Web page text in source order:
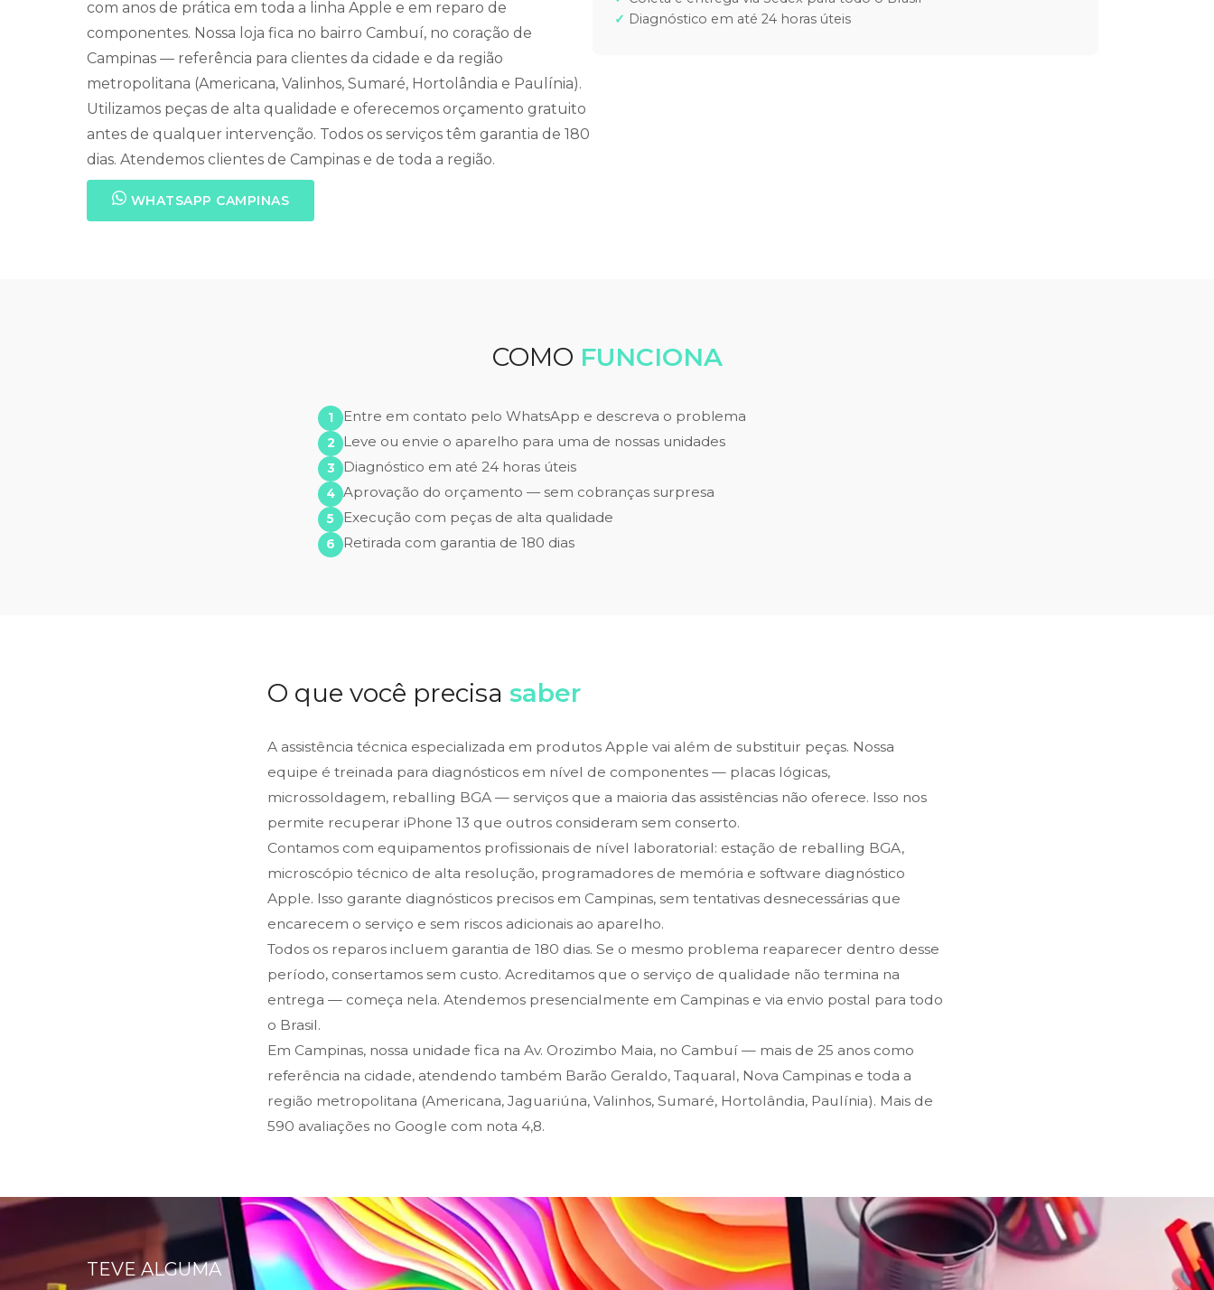
com anos de prática em toda a linha Apple e em reparo de
componentes. Nossa loja fica no bairro Cambuí, no coração de
Campinas — referência para clientes da cidade e da região
metropolitana (Americana, Valinhos, Sumaré, Hortolândia e Paulínia).
Utilizamos peças de alta qualidade e oferecemos orçamento gratuito
antes de qualquer intervenção. Todos os serviços têm garantia de 180
dias. Atendemos clientes de Campinas e de toda a região.
WHATSAPP CAMPINAS
Diagnóstico em até 24 horas úteis
COMO FUNCIONA
Entre em contato pelo WhatsApp e descreva o problema
Leve ou envie o aparelho para uma de nossas unidades
Diagnóstico em até 24 horas úteis
Aprovação do orçamento — sem cobranças surpresa
Execução com peças de alta qualidade
Retirada com garantia de 180 dias
O que você precisa saber
A assistência técnica especializada em produtos Apple vai além de substituir peças. Nossa
equipe é treinada para diagnósticos em nível de componentes — placas lógicas,
microssoldagem, reballing BGA — serviços que a maioria das assistências não oferece. Isso nos
permite recuperar iPhone 13 que outros consideram sem conserto.
Contamos com equipamentos profissionais de nível laboratorial: estação de reballing BGA,
microscópio técnico de alta resolução, programadores de memória e software diagnóstico
Apple. Isso garante diagnósticos precisos em Campinas, sem tentativas desnecessárias que
encarecem o serviço e sem riscos adicionais ao aparelho.
Todos os reparos incluem garantia de 180 dias. Se o mesmo problema reaparecer dentro desse
período, consertamos sem custo. Acreditamos que o serviço de qualidade não termina na
entrega — começa nela. Atendemos presencialmente em Campinas e via envio postal para todo
o Brasil.
Em Campinas, nossa unidade fica na Av. Orozimbo Maia, no Cambuí — mais de 25 anos como
referência na cidade, atendendo também Barão Geraldo, Taquaral, Nova Campinas e toda a
região metropolitana (Americana, Jaguariúna, Valinhos, Sumaré, Hortolândia, Paulínia). Mais de
590 avaliações no Google com nota 4,8.
TEVE ALGUMA